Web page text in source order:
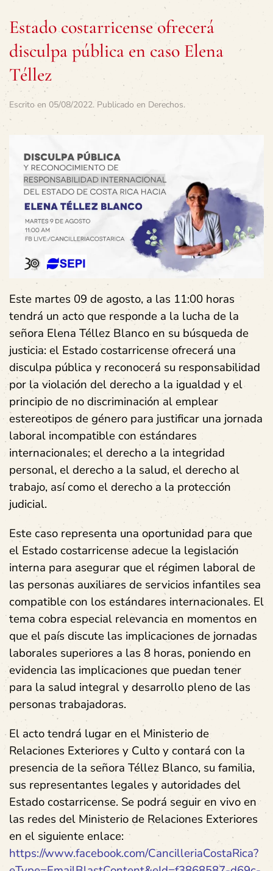
Estado costarricense ofrecerá
disculpa pública en caso Elena
Téllez
Escrito en 05/08/2022. Publicado en Derechos.
Este martes 09 de agosto, a las 11:00 horas
tendrá un acto que responde a la lucha de la
señora Elena Téllez Blanco en su búsqueda de
justicia: el Estado costarricense ofrecerá una
disculpa pública y reconocerá su responsabilidad
por la violación del derecho a la igualdad y el
principio de no discriminación al emplear
estereotipos de género para justificar una jornada
laboral incompatible con estándares
internacionales; el derecho a la integridad
personal, el derecho a la salud, el derecho al
trabajo, así como el derecho a la protección
judicial.
Este caso representa una oportunidad para que
el Estado costarricense adecue la legislación
interna para asegurar que el régimen laboral de
las personas auxiliares de servicios infantiles sea
compatible con los estándares internacionales. El
tema cobra especial relevancia en momentos en
que el país discute las implicaciones de jornadas
laborales superiores a las 8 horas, poniendo en
evidencia las implicaciones que puedan tener
para la salud integral y desarrollo pleno de las
personas trabajadoras.
El acto tendrá lugar en el Ministerio de
Relaciones Exteriores y Culto y contará con la
presencia de la señora Téllez Blanco, su familia,
sus representantes legales y autoridades del
Estado costarricense. Se podrá seguir en vivo en
las redes del Ministerio de Relaciones Exteriores
en el siguiente enlace:
https://www.facebook.com/CancilleriaCostaRica?